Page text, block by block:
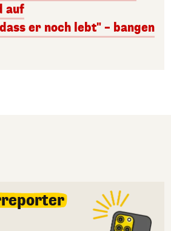
auf
er noch lebt" – bangen